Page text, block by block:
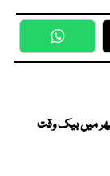
ملک بھر میں بیک وقت